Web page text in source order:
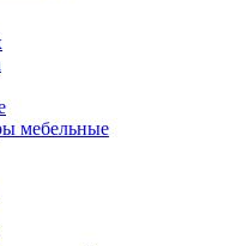
мебельные